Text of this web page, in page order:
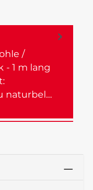
/
- 1 m lang
naturbel…